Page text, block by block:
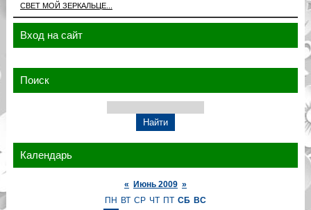
СВЕТ МОЙ ЗЕРКАЛЬЦЕ...
Вход на сайт
Поиск
Календарь
« Июнь 2009 »
ПН ВТ СР ЧТ ПТ СБ ВС